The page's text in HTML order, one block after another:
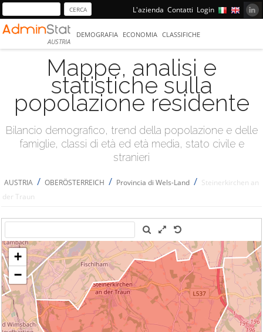
L'azienda Contatti Login
AUSTRIA
DEMOGRAFIA ECONOMIA CLASSIFICHE
Mappe, analisi e
statistiche sulla
popolazione residente
Bilancio demografico, trend della popolazione e delle
famiglie, classi di età ed età media, stato civile e
stranieri
AUSTRIA / OBERÖSTERREICH / Provincia di Wels-Land / Steinerkirchen an
der Traun